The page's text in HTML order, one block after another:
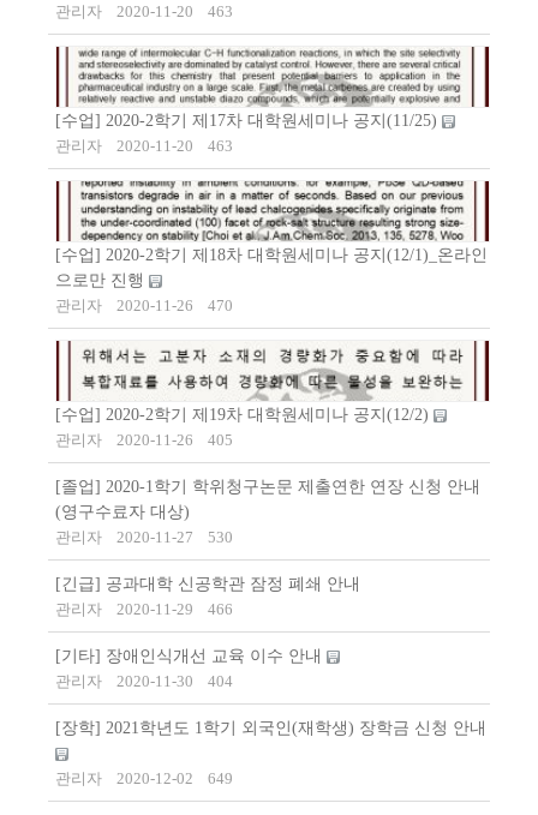
관리자
2020-11-20 463
[수업] 2020-2학기 제17차 대학원세미나 공지(11/25)
관리자
2020-11-20 463
[수업] 2020-2학기 제18차 대학원세미나 공지(12/1)_온라인
으로만 진행
관리자
2020-11-26 470
[수업] 2020-2학기 제19차 대학원세미나 공지(12/2)
관리자
2020-11-26 405
[졸업] 2020-1학기 학위청구논문 제출연한 연장 신청 안내
(영구수료자 대상)
관리자
2020-11-27 530
[긴급] 공과대학 신공학관 잠정 폐쇄 안내
관리자
2020-11-29 466
[기타] 장애인식개선 교육 이수 안내
관리자
2020-11-30 404
[장학] 2021학년도 1학기 외국인(재학생) 장학금 신청 안내
관리자 2020-12-02 649